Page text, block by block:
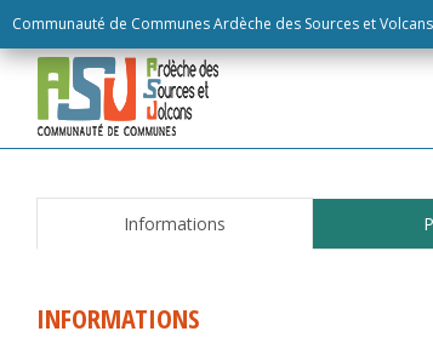
Communauté de Communes Ardèche des Sources et Volcans
to
content
Informations
INFORMATIONS